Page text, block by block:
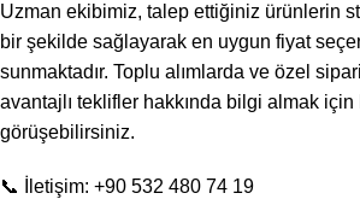
Uzman ekibimiz, talep ettiğiniz ürünlerin
bir şekilde sağlayarak en uygun fiyat
sunmaktadır. Toplu alımlarda ve özel
avantajlı teklifler hakkında bilgi almak
görüşebilirsiniz.
📞 İletişim: +90 532 480 74 19